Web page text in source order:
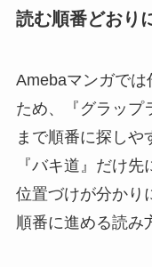
読む順番どおり
Amebaマンガでは
ため、『グラップ
まで順番に探しや
『バキ道』だけ
位置づけが分かり
順番に進める読み